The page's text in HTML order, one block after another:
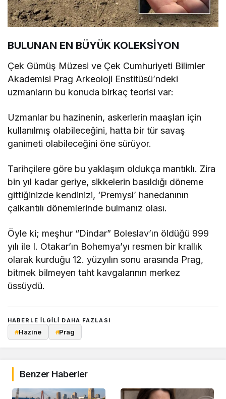
BULUNAN EN BÜYÜK KOLEKSİYON
Çek Gümüş Müzesi ve Çek Cumhuriyeti Bilimler
Akademisi Prag Arkeoloji Enstitüsü’ndeki
uzmanların bu konuda birkaç teorisi var:
Uzmanlar bu hazinenin, askerlerin maaşları için
kullanılmış olabileceğini, hatta bir tür savaş
ganimeti olabileceğini öne sürüyor.
Tarihçilere göre bu yaklaşım oldukça mantıklı. Zira
bin yıl kadar geriye, sikkelerin basıldığı döneme
gittiğinizde kendinizi, ‘Premysl’ hanedanının
çalkantılı dönemlerinde bulmanız olası.
Öyle ki; meşhur “Dindar” Boleslav’ın öldüğü 999
yılı ile I. Otakar’ın Bohemya’yı resmen bir krallık
olarak kurduğu 12. yüzyılın sonu arasında Prag,
bitmek bilmeyen taht kavgalarının merkez
üssüydü.
HABERLE ILGILI DAHA FAZLASI
#Hazine #Prag
Benzer Haberler